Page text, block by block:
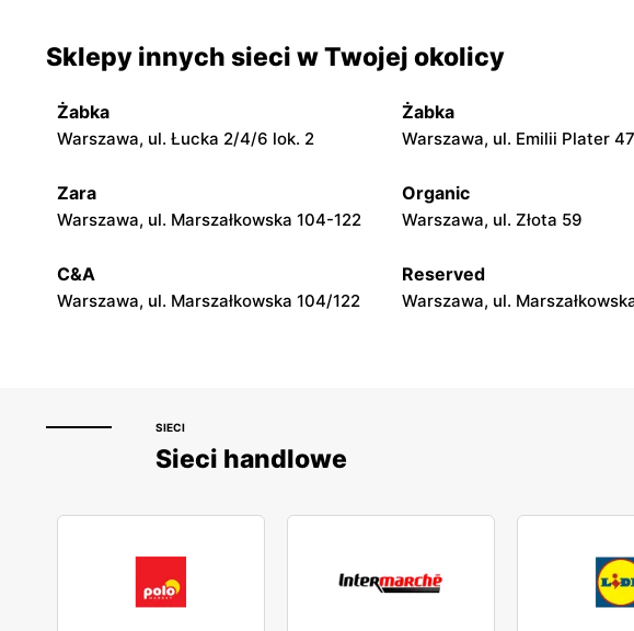
Jadachy, ul. Jadachy 111 Jeżowe, ul. Zalesie 77
moje sklepy
Górki, ul. Górki 71
moje sklepy
Gumniska, ul. Gumniska 157C
moje sklepy
Hyżne, ul. Hyżne 100
moje sklepy
Jarosław, ul. Pełkińska 147
Sklepy innych sieci w Twojej okolicy
Żabka
Warszawa, ul. Łucka 2/4/6 lok. 2
Żabka
Warszawa, ul. Emilii Plater 47
Zara
Warszawa, ul. Marszałkowska 104-122
Organic
Warszawa, ul. Złota 59
C&A
Warszawa, ul. Marszałkowska 104/122
Reserved
Warszawa, ul.
SIECI
Sieci handlowe